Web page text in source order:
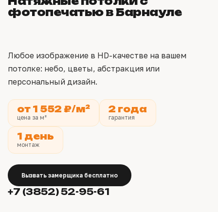
фотопечатью в Барнауле
Любое изображение в HD-качестве на вашем
потолке: небо, цветы, абстракция или
персональный дизайн.
от 1 552 ₽/м²
цена за м²
2 года
гарантия
1 день
монтаж
Вызвать замерщика бесплатно
+7 (3852) 52-95-61